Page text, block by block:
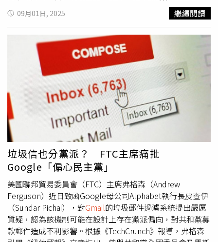
報紙刊登廣告，把自家平台包裝為「印度之郵」（mail of
India），強調能確保客戶資料留在國內。傳播顧問斯里尼
瓦桑（Karthik Srinivasan）分析，達伯的操作是一種典型的
「趨勢行銷」（trend marketing），即利用當前社會氛圍
快速搶奪消費者注意力。雖然短期能藉民族主義拉攏支持，
但能否轉化為長期市占，仍取決於品牌本身的產品力與通路
公職人員授權介接財產資料服務，申報人須自行蒐集資料以
後辦理申報。然而，法務部廉政署今日發布公告表示，公職
為「114年9月16日」、「114年11月1日」、「114年12月
16日」3個階段，而服務方式則為「前開授權服務基準日，
落於各申報義務人法定申報期間者」始可辦理。以下為廉政
署公告：一、公職人員財產申報授權服務現規劃「114年9
月16日」、「114年11月1日」、「114年12月16日」批次
恢復授權，服務方式仍為「前開授權服務基準日，落於各申
報義務人法定申報期間者」始可辦理，同一申報機關之同一
應申報職務若得參加2次以上者，建議優先參加時間在前之
批次。二、按「就（到）職申報授權服務-基準日為『114年
9月16日』」將賡續透過「法務部公職人員財產申報系統」
提供財產資料予申報人申報財產，相關作業流程如下（操作
流程詳如附件1、2）：(一)申報人未曾同意過「申報人同一
受理申報機關之『應申報職務』於『各法定申報類別』申報
期間」一次性授權服務：１、申報人端部分：(１)授權期
間：114年9月10日至114年9月20日。(２)同意授權者即同
意「本年度」授權及「往後年度」同一受理申報機關之應申
報職務於各法定申報類別申報期間之「特定申報(基準)日
09月01日, 2025 繼續閱讀
垃圾信也分黨派？ FTC主席痛批
Google「偏心民主黨」
美國聯邦貿易委員會（FTC）主席弗格森（Andrew
Ferguson）近日致函Google母公司Alphabet執行長皮查伊
（Sundar Pichai），對Gmail的垃圾郵件過濾系統提出嚴厲
質疑，認為該機制可能在設計上存在黨派偏向，對共和黨募
款郵件造成不利影響。根據《TechCrunch》報導，弗格森